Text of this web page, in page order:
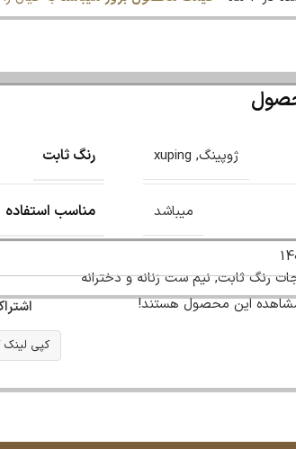
ژوپینگ,
xuping رنگ ثابت
میباشد مناسب استفاده
رنگ ثابت, نیم ست زنانه و دخترانه
این محصول هستند!
کپی لینک